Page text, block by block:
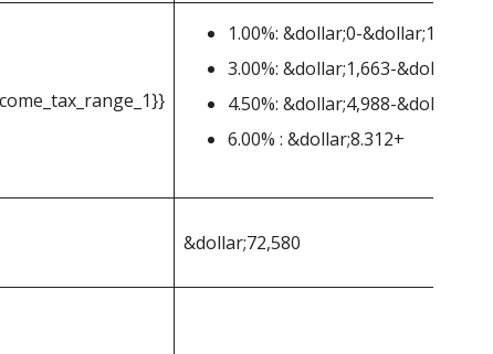
1.00%: &dollar;0-&dollar;1,662
3.00%: &dollar;1,663-&dollar;4,987
4.50%: &dollar;4,988-&dollar;8,311
6.00% : &dollar;8.312+
&dollar;72,580